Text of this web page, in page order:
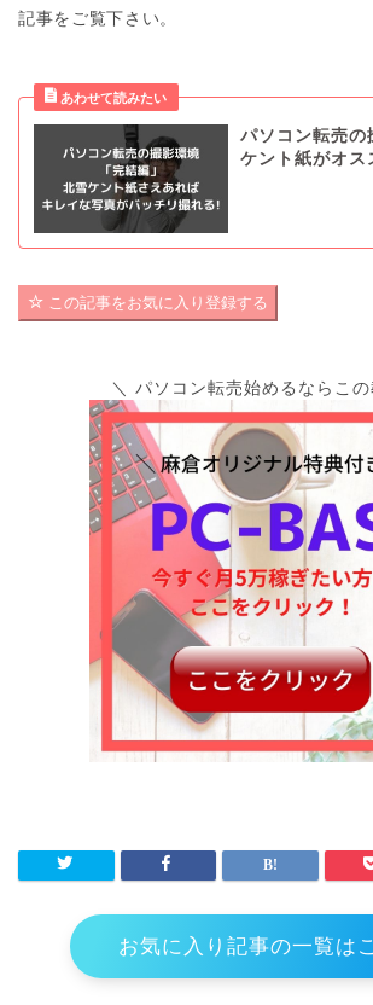
記事をご覧下さい。
パソコン転売の
ケント紙がオス
この記事をお気に入り登録する
＼ パソコン転売始めるならこの
お気に入り記事の一覧は